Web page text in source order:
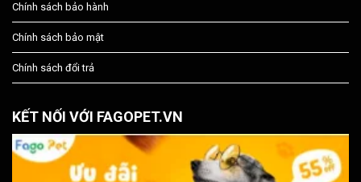
Chính sách bảo hành
Chính sách bảo mật
Chính sách đổi trả
KẾT NỐI VỚI FAGOPET.VN